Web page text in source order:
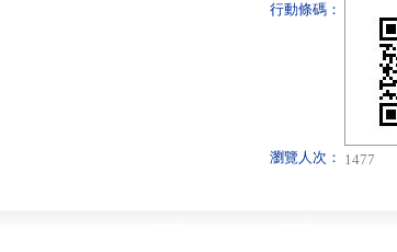
行動條碼：
瀏覽人次： 1477